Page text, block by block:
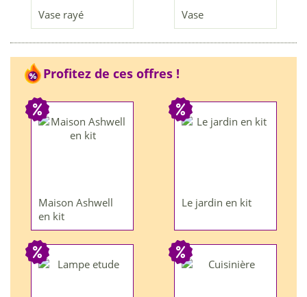
Vase rayé Vase
Profitez de ces offres !
Maison Ashwell
en kit
Le jardin en kit